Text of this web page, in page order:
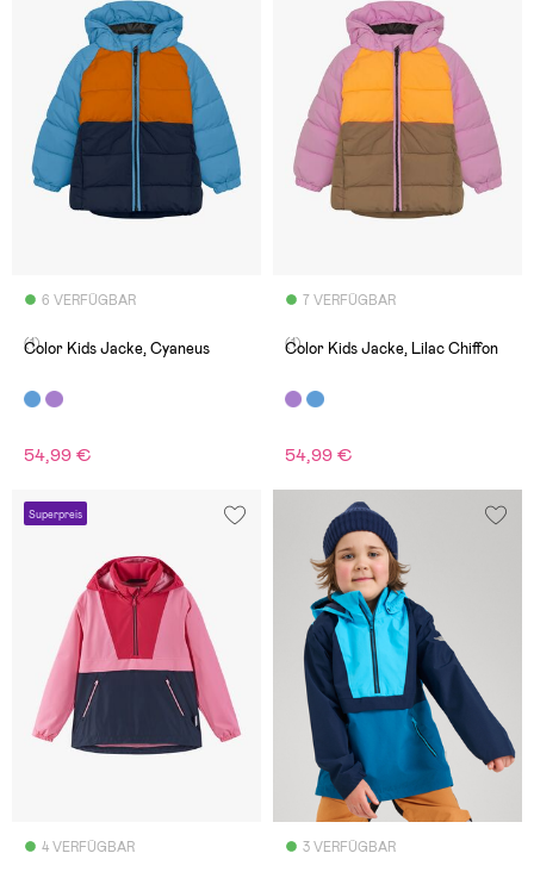
6 VERFÜGBAR
(1)
Color Kids Jacke, Cyaneus
54,99 €
7 VERFÜGBAR
(1)
Color Kids Jacke, Lilac Chiffon
54,99 €
Superpreis
4 VERFÜGBAR 3 VERFÜGBAR